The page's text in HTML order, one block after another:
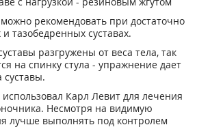
рекомендовать при достаточно
тазобедренных суставах.
разгружены от веса тела, так
на спинку стула - упражнение дает
суставы.
Карл Левит для лечения
Несмотря на видимую
лучше выполнять под контролем